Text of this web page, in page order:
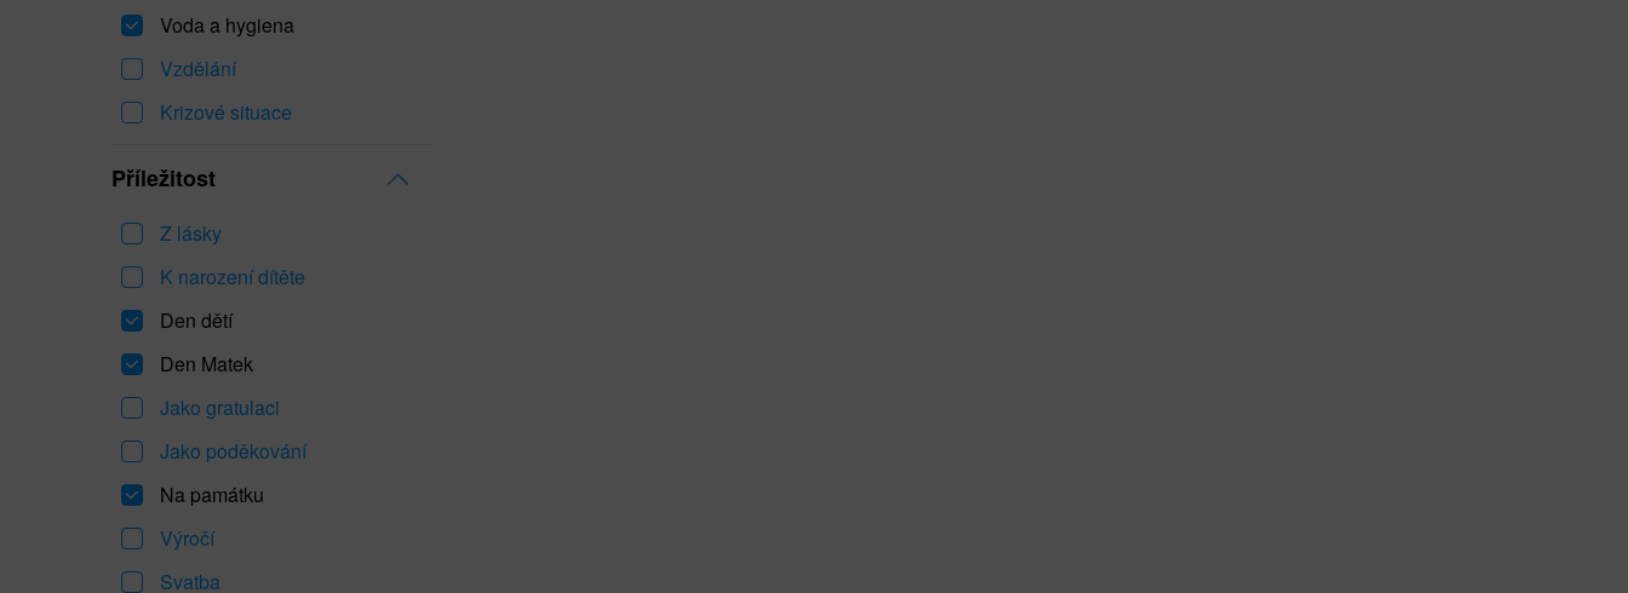
Voda a hygiena
Vzdělání
Krizové situace
Příležitost
Z lásky
K narození dítěte
Den dětí
Den Matek
Jako gratulaci
Jako poděkování
Na památku
Výročí
Svatba